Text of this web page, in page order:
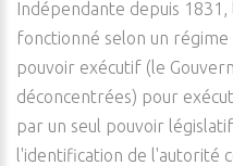
Indépendante depuis
fonctionné selon un régime
pouvoir exécutif (le
déconcentrées) pour
par un seul pouvoir
l'identification de l'autorité